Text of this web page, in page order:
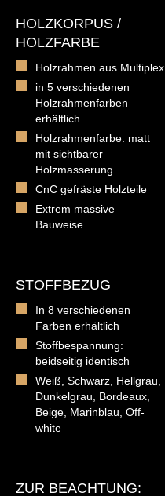
HOLZKORPUS /
HOLZFARBE
Holzrahmen aus Multiplex
in 5 verschiedenen
Holzrahmenfarben
erhältlich
Holzrahmenfarbe: matt
mit sichtbarer
Holzmasserung
CnC gefräste Holzteile
Extrem massive
Bauweise
STOFFBEZUG
In 8 verschiedenen
Farben erhältlich
Stoffbespannung:
beidseitig identisch
Weiß, Schwarz, Hellgrau,
Dunkelgrau, Bordeaux,
Beige, Marinblau, Off-
white
ZUR BEACHTUNG: